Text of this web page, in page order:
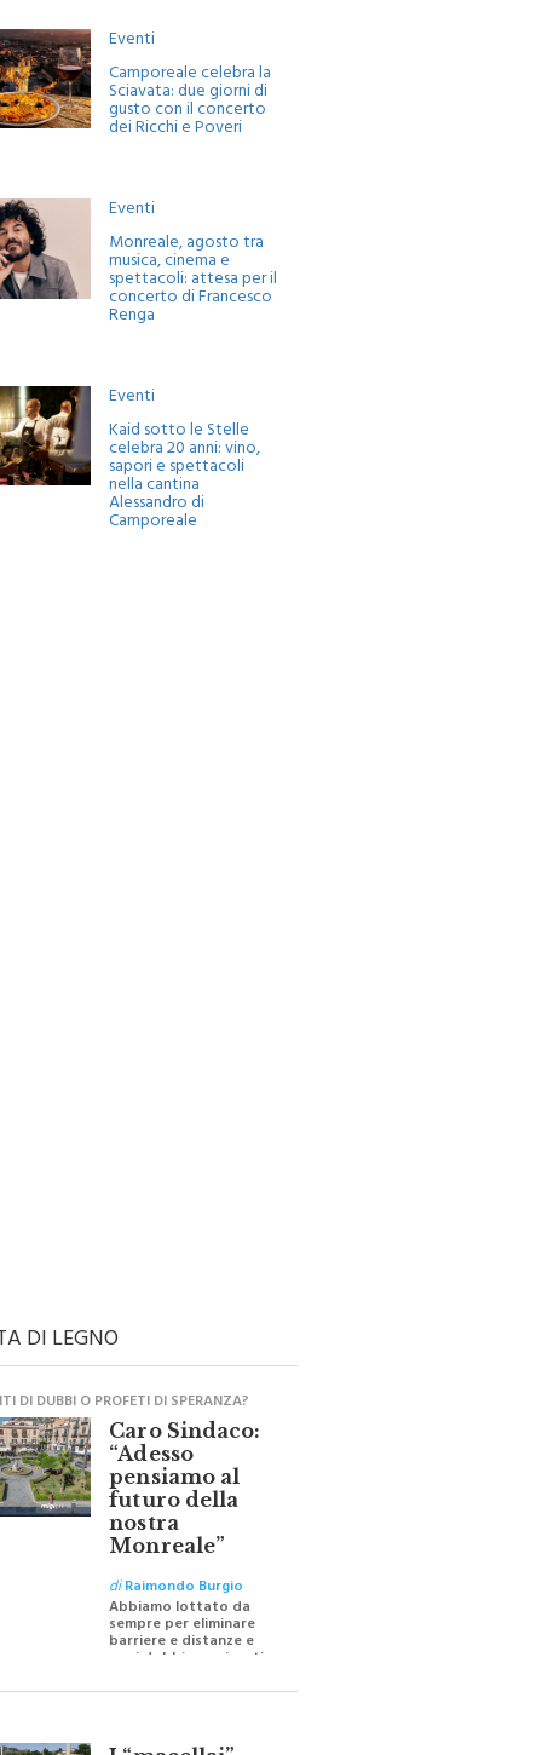
Eventi
Camporeale celebra la
Sciavata: due giorni di
gusto con il concerto
dei Ricchi e Poveri
Eventi
Monreale, agosto tra
musica, cinema e
spettacoli: attesa per il
concerto di Francesco
Renga
Eventi
Kaid sotto le Stelle
celebra 20 anni: vino,
sapori e spettacoli
nella cantina
Alessandro di
Camporeale
DI LEGNO
DI DUBBI O PROFETI DI SPERANZA?
Caro Sindaco:
“Adesso
pensiamo al
futuro della
nostra
Monreale”
diRaimondo Burgio
Abbiamo lottato da
sempre per eliminare
barriere e distanze e
per ricostruire certezze